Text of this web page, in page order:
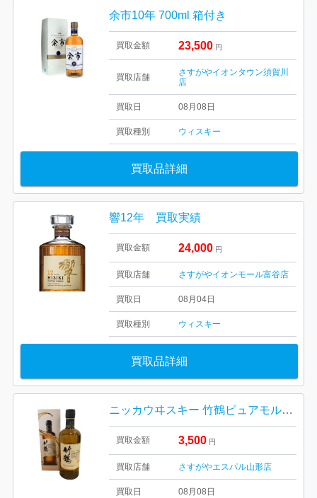
余市10年 700ml 箱付き
買取金額 23,500 円
買取店舗
さすがやイオンタウン須賀川
店
買取日 08月08日
買取種別 ウィスキー
買取品詳細
響12年 買取実績
買取金額 24,000 円
買取店舗 さすがやイオンモール富谷店
買取日 08月04日
買取種別 ウィスキー
買取品詳細
ニッカウヰスキー 竹鶴ピュアモルト 天童市
買取金額 3,500 円
買取店舗 さすがやエスパル山形店
買取日 08月08日